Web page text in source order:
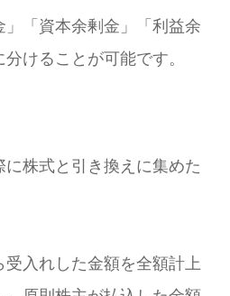
「資本余剰金」「利益余
けることが可能です。
株式と引き換えに集めた
入れした金額を全額計上